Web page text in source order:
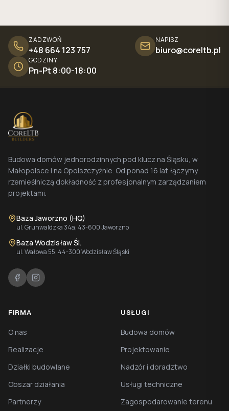
ZADZWOŃ
+48 664 123 757
NAPISZ
biuro@coreltb.pl
GODZINY
Pn-Pt 8:00-18:00
Budowa domów jednorodzinnych pod klucz na Śląsku, w
Małopolsce i na Opolszczyźnie. Od ponad 16 lat łączymy
rzemieślniczą dokładność z profesjonalnym zarządzaniem
projektami.
Baza Jaworzno (HQ)
ul. Grunwaldzka 34a, 43-600 Jaworzno
Baza Wodzisław Śl.
ul. Wałowa 55, 44-300 Wodzisław Śląski
FIRMA
O nas
Realizacje
Działki budowlane
Obszar działania
Partnerzy
USŁUGI
Budowa domów
Projektowanie
Nadzór i doradztwo
Usługi techniczne
Zagospodarowanie terenu